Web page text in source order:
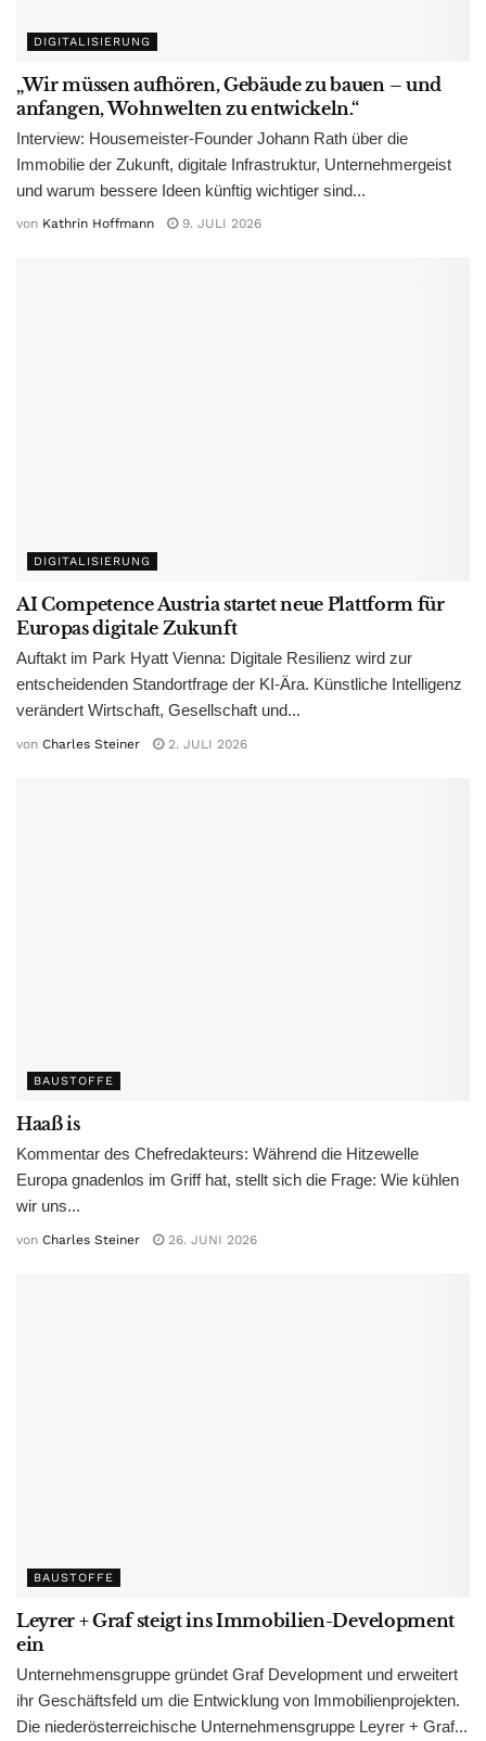
DIGITALISIERUNG
„Wir müssen aufhören, Gebäude zu bauen – und
anfangen, Wohnwelten zu entwickeln.“
Interview: Housemeister-Founder Johann Rath über die
Immobilie der Zukunft, digitale Infrastruktur, Unternehmergeist
und warum bessere Ideen künftig wichtiger sind...
von Kathrin Hoffmann 9. JULI 2026
DIGITALISIERUNG
AI Competence Austria startet neue Plattform für
Europas digitale Zukunft
Auftakt im Park Hyatt Vienna: Digitale Resilienz wird zur
entscheidenden Standortfrage der KI-Ära. Künstliche Intelligenz
verändert Wirtschaft, Gesellschaft und...
von Charles Steiner 2. JULI 2026
BAUSTOFFE
Haaß is
Kommentar des Chefredakteurs: Während die Hitzewelle
Europa gnadenlos im Griff hat, stellt sich die Frage: Wie kühlen
wir uns...
von Charles Steiner 26. JUNI 2026
BAUSTOFFE
Leyrer + Graf steigt ins Immobilien-Development
ein
Unternehmensgruppe gründet Graf Development und erweitert
ihr Geschäftsfeld um die Entwicklung von Immobilienprojekten.
Die niederösterreichische Unternehmensgruppe Leyrer + Graf...